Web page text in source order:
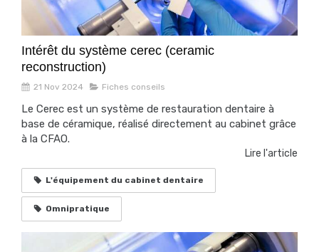
Intérêt du système cerec (ceramic
reconstruction)
21 Nov 2024 Fiches conseils
Le Cerec est un système de restauration dentaire à
base de céramique, réalisé directement au cabinet grâce
à la CFAO.
Lire l'article
L'équipement du cabinet dentaire
Omnipratique